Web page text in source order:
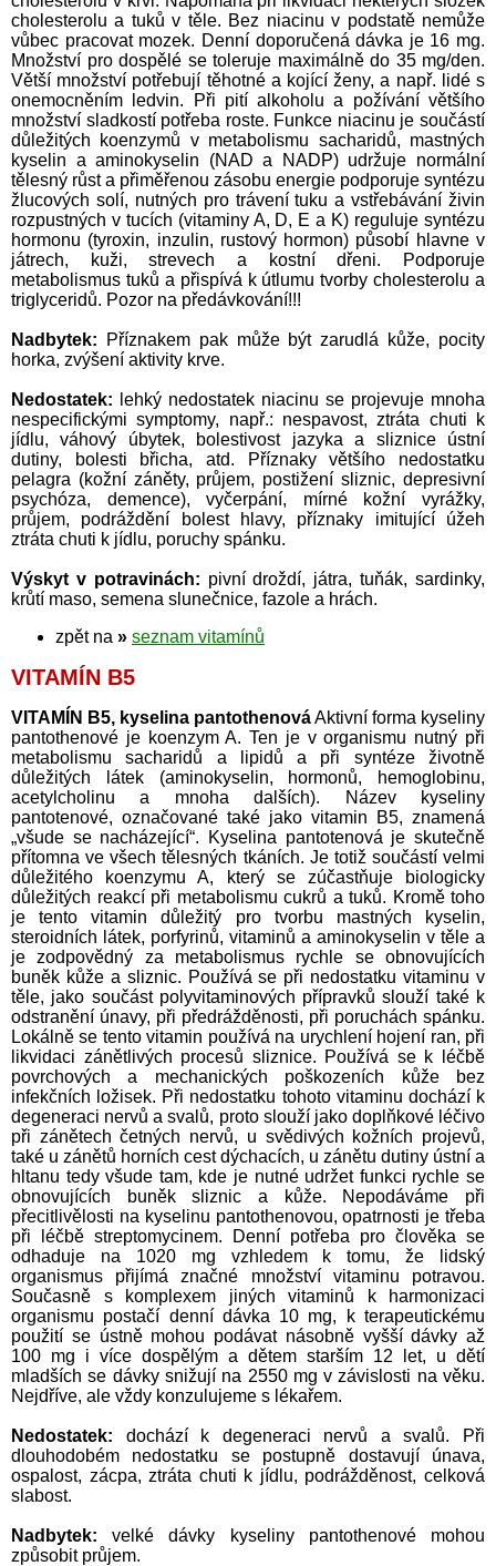
cholesterolu a tuků v těle. Bez niacinu v podstatě nemůže
vůbec pracovat mozek. Denní doporučená dávka je 16 mg.
Množství pro dospělé se toleruje maximálně do 35 mg/den.
Větší množství potřebují těhotné a kojící ženy, a např. lidé s
onemocněním ledvin. Při pití alkoholu a požívání většího
množství sladkostí potřeba roste. Funkce niacinu je součástí
důležitých koenzymů v metabolismu sacharidů, mastných
kyselin a aminokyselin (NAD a NADP) udržuje normální
tělesný růst a přiměřenou zásobu energie podporuje syntézu
žlucových solí, nutných pro trávení tuku a vstřebávání živin
rozpustných v tucích (vitaminy A, D, E a K) reguluje syntézu
hormonu (tyroxin, inzulin, rustový hormon) působí hlavne v
játrech, kuži, strevech a kostní dřeni. Podporuje
metabolismus tuků a přispívá k útlumu tvorby cholesterolu a
triglyceridů. Pozor na předávkování!!!
Nadbytek: Příznakem pak může být zarudlá kůže, pocity
horka, zvýšení aktivity krve.
Nedostatek: lehký nedostatek niacinu se projevuje mnoha
nespecifickými symptomy, např.: nespavost, ztráta chuti k
jídlu, váhový úbytek, bolestivost jazyka a sliznice ústní
dutiny, bolesti břicha, atd. Příznaky většího nedostatku
pelagra (kožní záněty, průjem, postižení sliznic, depresivní
psychóza, demence), vyčerpání, mírné kožní vyrážky,
průjem, podráždění bolest hlavy, příznaky imitující úžeh
ztráta chuti k jídlu, poruchy spánku.
Výskyt v potravinách: pivní droždí, játra, tuňák, sardinky,
krůtí maso, semena slunečnice, fazole a hrách.
zpět na » seznam vitamínů
VITAMÍN B5
VITAMÍN B5, kyselina pantothenováAktivní forma kyseliny
pantothenové je koenzym A. Ten je v organismu nutný při
metabolismu sacharidů a lipidů a při syntéze životně
důležitých látek (aminokyselin, hormonů, hemoglobinu,
acetylcholinu a mnoha dalších). Název kyseliny
pantotenové, označované také jako vitamin B5, znamená
„všude se nacházející“. Kyselina pantotenová je skutečně
přítomna ve všech tělesných tkáních. Je totiž součástí velmi
důležitého koenzymu A, který se zúčastňuje biologicky
důležitých reakcí při metabolismu cukrů a tuků. Kromě toho
je tento vitamin důležitý pro tvorbu mastných kyselin,
steroidních látek, porfyrinů, vitaminů a aminokyselin v těle a
je zodpovědný za metabolismus rychle se obnovujících
buněk kůže a sliznic. Používá se při nedostatku vitaminu v
těle, jako součást polyvitaminových přípravků slouží také k
odstranění únavy, při předrážděnosti, při poruchách spánku.
Lokálně se tento vitamin používá na urychlení hojení ran, při
likvidaci zánětlivých procesů sliznice. Používá se k léčbě
povrchových a mechanických poškozeních kůže bez
infekčních ložisek. Při nedostatku tohoto vitaminu dochází k
degeneraci nervů a svalů, proto slouží jako doplňkové léčivo
při zánětech četných nervů, u svědivých kožních projevů,
také u zánětů horních cest dýchacích, u zánětu dutiny ústní a
hltanu tedy všude tam, kde je nutné udržet funkci rychle se
obnovujících buněk sliznic a kůže. Nepodáváme při
přecitlivělosti na kyselinu pantothenovou, opatrnosti je třeba
při léčbě streptomycinem. Denní potřeba pro člověka se
odhaduje na 1020 mg vzhledem k tomu, že lidský
organismus přijímá značné množství vitaminu potravou.
Současně s komplexem jiných vitaminů k harmonizaci
organismu postačí denní dávka 10 mg, k terapeutickému
použití se ústně mohou podávat násobně vyšší dávky až
100 mg i více dospělým a dětem starším 12 let, u dětí
mladších se dávky snižují na 2550 mg v závislosti na věku.
Nejdříve, ale vždy konzulujeme s lékařem.
Nedostatek: dochází k degeneraci nervů a svalů. Při
dlouhodobém nedostatku se postupně dostavují únava,
ospalost, zácpa, ztráta chuti k jídlu, podrážděnost, celková
slabost.
Nadbytek: velké dávky kyseliny pantothenové mohou
způsobit průjem.